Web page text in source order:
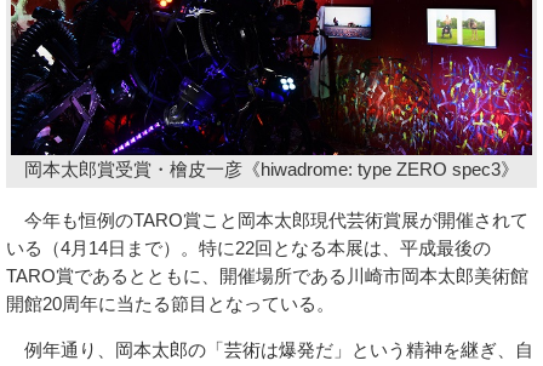
岡本太郎賞受賞・檜皮一彦《hiwadrome: type ZERO spec3》
今年も恒例のTARO賞こと岡本太郎現代芸術賞展が開催されて
いる（4月14日まで）。特に22回となる本展は、平成最後の
TARO賞であるとともに、開催場所である川崎市岡本太郎美術館
開館20周年に当たる節目となっている。
例年通り、岡本太郎の「芸術は爆発だ」という精神を継ぎ、自